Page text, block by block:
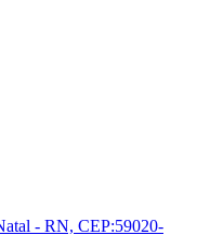
- RN, CEP:59020-